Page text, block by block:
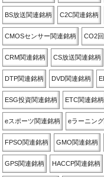
BS放送関連銘柄 C2C関連銘柄
CMOSセンサー関連銘柄 CO2
CRM関連銘柄 CS放送関連銘柄
DTP関連銘柄 DVD関連銘柄
ESG投資関連銘柄 ETC関連銘柄
eスポーツ関連銘柄 eラーニン
FPSO関連銘柄 GMO関連銘柄
GPS関連銘柄 HACCP関連銘柄